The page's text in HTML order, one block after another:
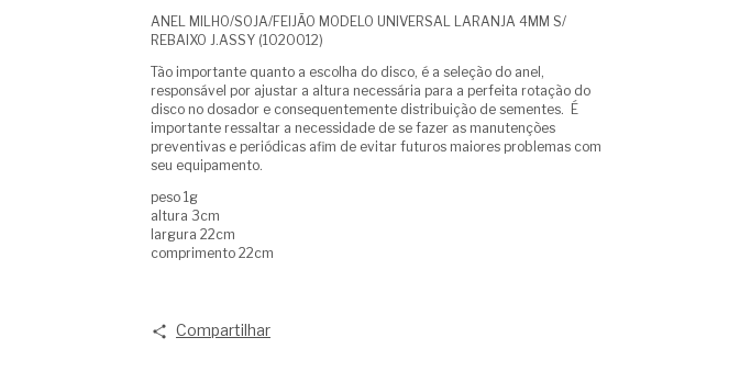
ANEL MILHO/SOJA/FEIJÃO MODELO UNIVERSAL LARANJA 4MM S/
REBAIXO J.ASSY (1020012)
Tão importante quanto a escolha do disco, é a seleção do anel,
responsável por ajustar a altura necessária para a perfeita rotação do
disco no dosador e consequentemente distribuição de sementes. É
importante ressaltar a necessidade de se fazer as manutenções
preventivas e periódicas afim de evitar futuros maiores problemas com
seu equipamento.
peso 1g
altura 3cm
largura 22cm
comprimento 22cm
Compartilhar